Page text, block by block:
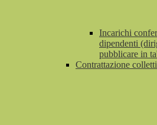
Incarichi
dipendenti
pubblicare in
Contrattazione